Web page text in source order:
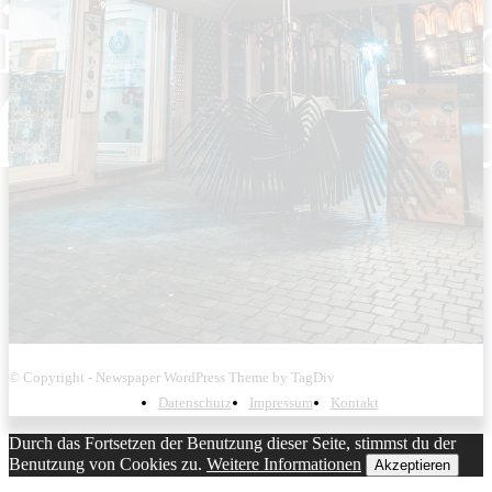
© Copyright - Newspaper WordPress Theme by TagDiv
Datenschutz
Impressum Kontakt
Durch das Fortsetzen der Benutzung dieser Seite, stimmst du der
Benutzung von Cookies zu. Weitere Informationen Akzeptieren